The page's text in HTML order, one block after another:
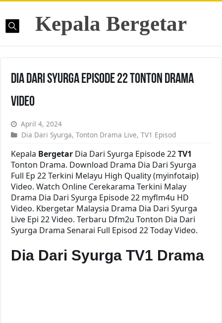
Kepala Bergetar
Dia Dari Syurga Episode 22 Tonton Drama
Video
April 4, 2024
Dia Dari Syurga,Tonton Drama Live,TV1 Episod
Kepala Bergetar Dia Dari Syurga Episode 22TV1
Tonton Drama. Download Drama Dia Dari Syurga
Full Ep 22 Terkini Melayu High Quality (myinfotaip)
Video. Watch Online Cerekarama Terkini Malay
Drama Dia Dari Syurga Episode 22 myflm4u HD
Video. Kbergetar Malaysia Drama Dia Dari Syurga
Live Epi 22 Video. Terbaru Dfm2u Tonton Dia Dari
Syurga Drama Senarai Full Episod 22 Today Video.
Dia Dari Syurga TV1 Drama